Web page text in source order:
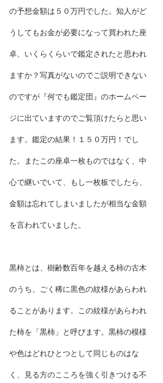
の予想金額は５０万円でした。知人がど
うしてもお金が必要になって買われた座
卓、いくらくらいで鑑定されたと思われ
ますか？写真がないのでご説明できない
のですが『何でも鑑定団』のホームペー
ジに出ていますのでご覧頂けたらと思い
ます。鑑定の結果！１５０万円！でし
た。またこの座卓一枚ものではなく、中
心で継いでいて、もし一枚板でしたら、
金額は忘れてしまいましたが相当な金額
を言われていました。
黒柿とは、樹齢数百年を越える柿の古木
のうち、ごく稀に黒色の紋様があらわれ
ることがあります。この紋様があらわれ
た柿を「黒柿」と呼びます。黒柿の模様
や色はどれひとつとして同じものはな
く、見る方のこころを強く引きつける不